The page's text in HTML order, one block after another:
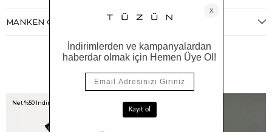
MANKEN ÖLÇÜLERI
Benzer Ürünler
Net %50 İndirim! Net %50 İndirim!